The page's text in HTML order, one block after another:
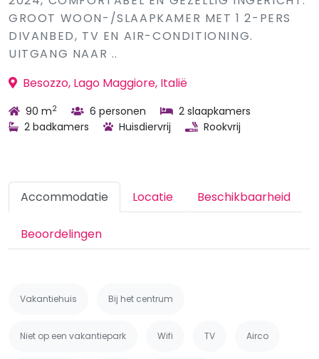
GROOT WOON-/SLAAPKAMER MET 1 2-PERS
DIVANBED, TV EN AIR-CONDITIONING.
UITGANG NAAR ..
Besozzo, Lago Maggiore, Italië
90 m2 6 personen
2 slaapkamers
2 badkamers
Huisdiervrij Rookvrij
Accommodatie Locatie Beschikbaarheid
Beoordelingen
Vakantiehuis Bij het centrum
Niet op een vakantiepark Wifi TV Airco